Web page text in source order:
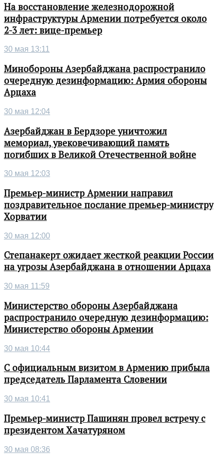
На восстановление железнодорожной
инфраструктуры Армении потребуется около
2-3 лет: вице-премьер
30 мая 13:11
Минобороны Азербайджана распространило
очередную дезинформацию: Армия обороны
Арцаха
30 мая 12:04
Азербайджан в Бердзоре уничтожил
мемориал, увековечивающий память
погибших в Великой Отечественной войне
30 мая 12:03
Премьер-министр Армении направил
поздравительное послание премьер-министру
Хорватии
30 мая 12:00
Степанакерт ожидает жесткой реакции России
на угрозы Азербайджана в отношении Арцаха
30 мая 11:59
Министерство обороны Азербайджана
распространило очередную дезинформацию:
Министерство обороны Армении
30 мая 10:44
С официальным визитом в Армению прибыла
председатель Парламента Словении
30 мая 10:41
Премьер-министр Пашинян провел встречу с
президентом Хачатуряном
30 мая 08:36